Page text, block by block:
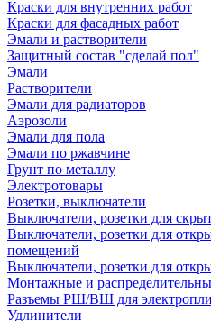
Краски для внутренних работ
Краски для фасадных работ
Эмали и растворители
Защитный состав "сделай пол"
Эмали
Растворители
Эмали для радиаторов
Аэрозоли
Эмали для пола
Эмали по ржавчине
Грунт по металлу
Электротовары
Розетки, выключатели
Выключатели, розетки для
Выключатели, розетки для
помещений
Выключатели, розетки для
Монтажные и
Разъемы РШ/ВШ для
Удлинители